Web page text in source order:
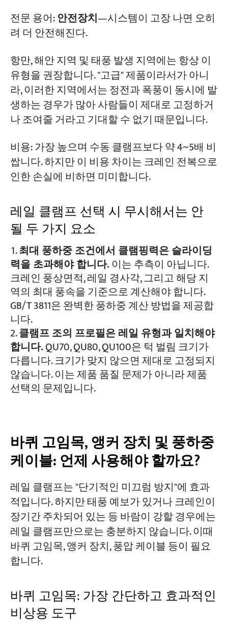
전문 용어:안전장치—시스템이 고장 나면 오히
려 더 안전해진다.
항만, 해안 지역 및 태풍 발생 지역에는 항상 이
유형을 권장합니다. "고급" 제품이라서가 아니
라, 이러한 지역에서는 정전과 폭풍이 동시에 발
생하는 경우가 많아 사람들이 제대로 고정하거
나 조여줄 거라고 기대할 수 없기 때문입니다.
비용: 가장 높으며 수동 클램프보다 약 4~5배 비
쌉니다. 하지만 이 비용 차이는 크레인 전복으로
인한 손실에 비하면 미미합니다.
레일 클램프 선택 시 무시해서는 안
될 두 가지 요소
최대 풍하중 조건에서 클램핑력은 슬라이딩
력을 초과해야 합니다. 이는 추측이 아닙니다.
크레인 풍상면적, 레일 경사각, 그리고 해당 지
역의 최대 풍속을 기준으로 계산해야 합니다.
GB/T 3811은 완벽한 풍하중 계산 방법을 제공합
니다.
클램프 조의 프로필은 레일 유형과 일치해야
합니다.QU70, QU80, QU100은 턱 벌림 크기가
다릅니다. 크기가 맞지 않으면 제대로 고정되지
않습니다. 이는 제품 품질 문제가 아니라 제품
선택의 문제입니다.
바퀴 고임목, 앵커 장치 및 풍하중
케이블: 언제 사용해야 할까요?
레일 클램프는 "단기적인 미끄럼 방지"에 효과
적입니다. 하지만 태풍 예보가 있거나 크레인이
장기간 주차되어 있는 등 바람이 강할 경우에는
레일 클램프만으로는 충분하지 않습니다. 이때
바퀴 고임목, 앵커 장치, 풍압 케이블 등이 필요
합니다.
바퀴 고임목: 가장 간단하고 효과적인
비상용 도구